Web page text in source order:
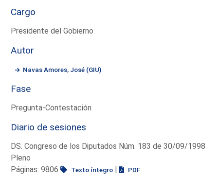
Cargo
Presidente del Gobierno
Autor
Navas Amores, José (GIU)
Fase
Pregunta-Contestación
Diario de sesiones
DS. Congreso de los Diputados Núm. 183 de 30/09/1998
Pleno
Páginas: 9806
Texto íntegro | PDF